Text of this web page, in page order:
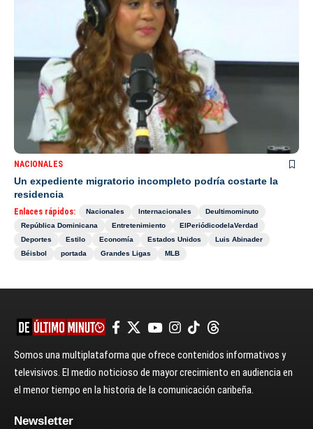
NACIONALES
Un expediente migratorio incompleto podría costarte la
residencia
Enlaces rápidos: Nacionales Internacionales
Deultimominuto
República Dominicana
Entretenimiento
ElPeriódicodelaVerdad
Deportes
Estilo Economía Estados Unidos
Luis Abinader
Béisbol
portada Grandes Ligas MLB
Somos una multiplataforma que ofrece contenidos informativos y
televisivos. El medio noticioso de mayor crecimiento en audiencia en
el menor tiempo en la historia de la comunicación caribeña.
Newsletter